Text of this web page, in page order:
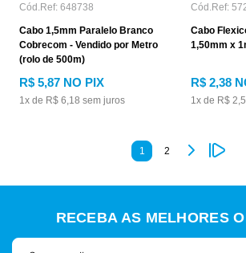
Cód.Ref: 648738
Cabo 1,5mm Paralelo Branco
Cobrecom - Vendido por Metro
(rolo de 500m)
R$ 5,87 NO PIX
1x de R$ 6,18 sem juros
Cód.Ref:
Cabo
1,50mm x
R$ 2,38
1x de R$ 2,
1 2
RECEBA AS MELHORES